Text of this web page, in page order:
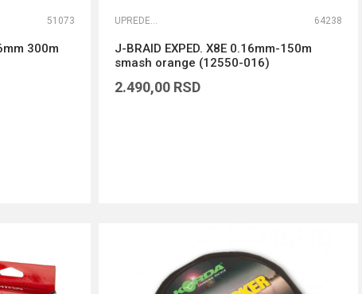
51073
300m
UPREDENE STRUNE 64238
J-BRAID EXPED. X8E 0.16mm-150m
smash orange (12550-016)
2.490,00 RSD